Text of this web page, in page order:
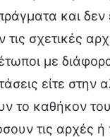
και δεν
σχετικές
με
είτε στην
το καθήκον
τις αρχές